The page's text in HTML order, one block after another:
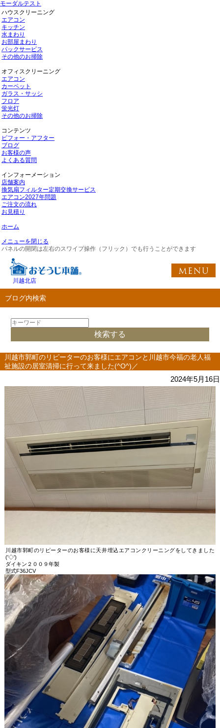
モーダルテスト
ハウスクリーニング
エアコン
キッチン
水まわり
お部屋まわり
パックサービス
その他のお掃除
オフィスクリーニング
エアコン
カーペット
ガラス・サッシ
フロア
蛍光灯
その他のお掃除
コンテンツ
ビフォー・アフター
ブログ
お客様の声
よくある質問
インフォーメーション
店舗案内
換気扇フィルター定期交換サービス
エアコン2027年問題
ご注文の流れ
お見積り
ホーム
メニューを閉じる
パネルの開閉は左右のスワイプ操作（フリック）でも行うことができます
川越北店
ブログ内検索
川越市郭町のリピーターのお客様にエアコンと川越市今福の老人福
祉施設の居室清掃に行って来ました(^O^)／
2024年5月16日
川越市郭町のリピーターのお客様に天井埋込エアコンクリーニングをしてきました
('◇')
ダイキン２００９年製
型式F36JCV